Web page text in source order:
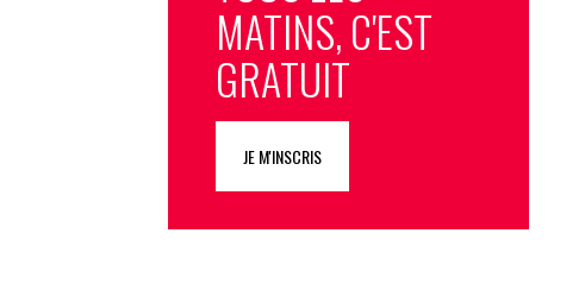
MATINS, C'EST
GRATUIT
JE M'INSCRIS